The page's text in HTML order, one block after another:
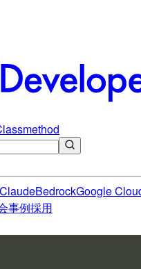
ClaudeBedrockGoogle
事例採用